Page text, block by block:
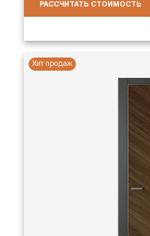
РАССЧИТАТЬ СТОИМОСТЬ
Хит продаж